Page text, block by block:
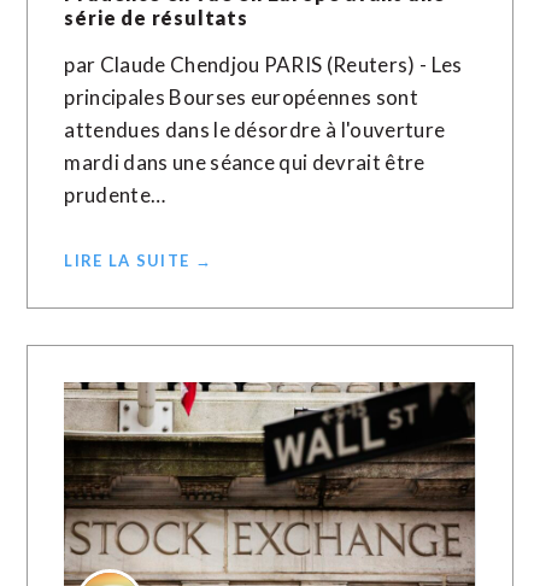
série de résultats
par Claude Chendjou PARIS (Reuters) - Les
principales Bourses européennes sont
attendues dans le désordre à l'ouverture
mardi dans une séance qui devrait être
prudente…
LIRE LA SUITE →